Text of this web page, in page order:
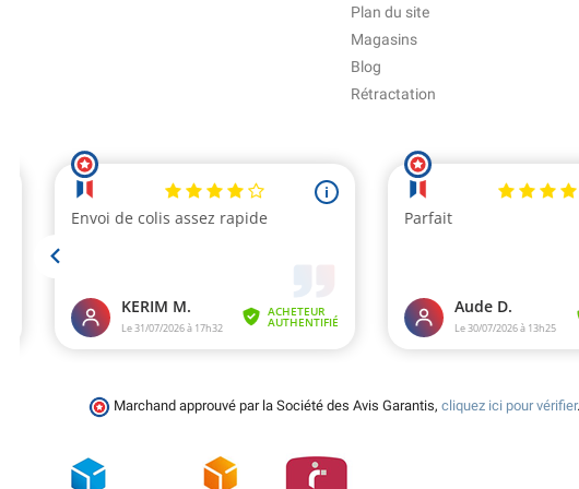
Plan du site
Magasins
Blog
Rétractation
Marchand approuvé par la Société des Avis Garantis, cliquez ici pour vérifier.